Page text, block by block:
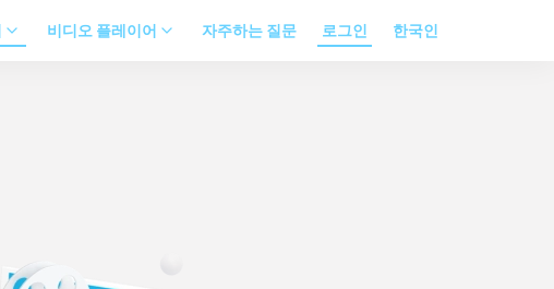
비디오 플레이어 자주하는 질문 로그인 한국인